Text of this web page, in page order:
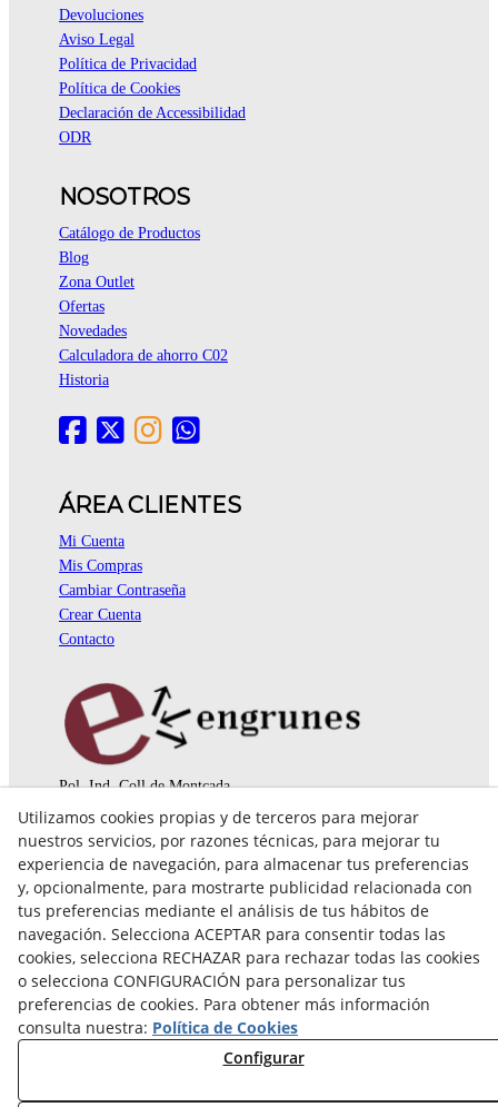
Devoluciones
Aviso Legal
Política de Privacidad
Política de Cookies
Declaración de Accessibilidad
ODR
NOSOTROS
Catálogo de Productos
Blog
Zona Outlet
Ofertas
Novedades
Calculadora de ahorro C02
Historia
ÁREA CLIENTES
Mi Cuenta
Mis Compras
Cambiar Contraseña
Crear Cuenta
Contacto
Pol. Ind. Coll de Montcada
08110 Montcada i Reixac (Barcelona)
935 829 999
engrunes@engrunes.org
Utilizamos cookies propias y de terceros para mejorar
nuestros servicios, por razones técnicas, para mejorar tu
experiencia de navegación, para almacenar tus preferencias
y, opcionalmente, para mostrarte publicidad relacionada con
tus preferencias mediante el análisis de tus hábitos de
navegación. Selecciona ACEPTAR para consentir todas las
cookies, selecciona RECHAZAR para rechazar todas las cookies
o selecciona CONFIGURACIÓN para personalizar tus
preferencias de cookies. Para obtener más información
consulta nuestra: Política de Cookies
Configurar